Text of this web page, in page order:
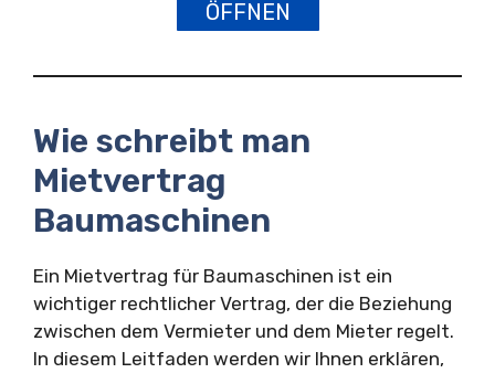
ÖFFNEN
Wie schreibt man
Mietvertrag
Baumaschinen
Ein Mietvertrag für Baumaschinen ist ein
wichtiger rechtlicher Vertrag, der die Beziehung
zwischen dem Vermieter und dem Mieter regelt.
In diesem Leitfaden werden wir Ihnen erklären,